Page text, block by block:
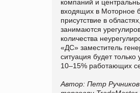
компаний и
входящих в Моторное
присутствие в
занимаются
количества
«ДС» заместитель
ситуация будет
10–15% работающих
Автор: Петр Ручников